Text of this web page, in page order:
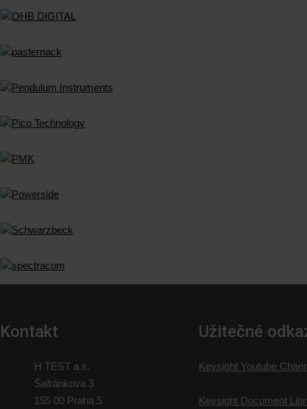
Kontakt
H TEST a.s.
Šafránkova 3
155 00 Praha 5
Užitečné
Keysight Youtube
Keysight Document